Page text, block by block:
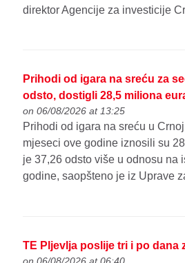
direktor Agencije za investicije
Prihodi od igara na sreću za
odsto, dostigli 28,5 miliona
on 06/08/2026 at 13:25
Prihodi od igara na sreću u
mjeseci ove godine iznosili su
je 37,26 odsto više u odnosu na
godine, saopšteno je iz Uprave
TE Pljevlja poslije tri i po dana